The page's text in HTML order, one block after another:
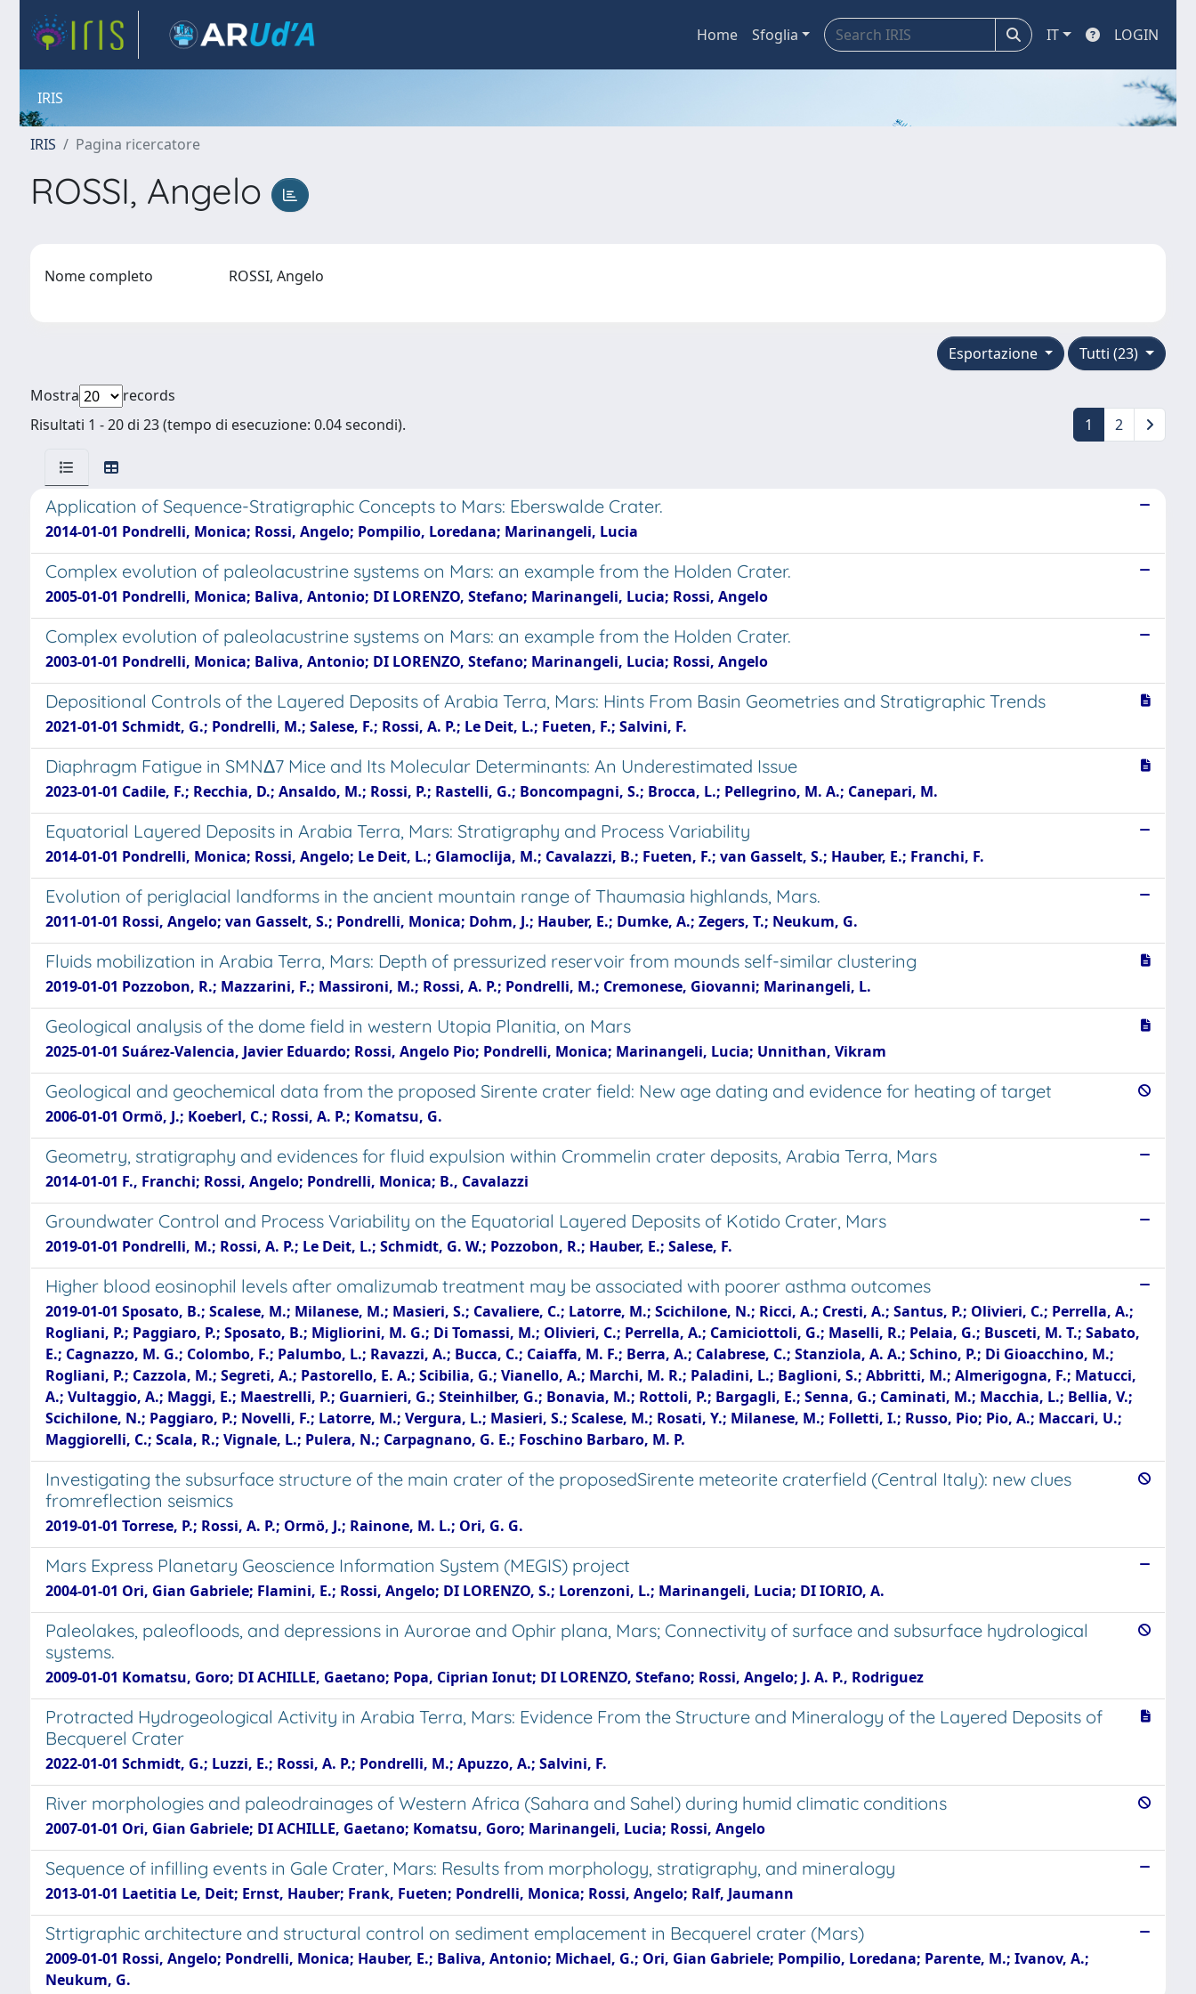
Home Sfoglia IT LOGIN
IRIS
IRIS Pagina ricercatore
ROSSI, Angelo
Nome completo ROSSI, Angelo
Tutti (23)
Esportazione
Mostra
records
Risultati 1 - 20 di 23 (tempo di esecuzione: 0.04 secondi).
1 2
Application of Sequence-Stratigraphic Concepts to Mars: Eberswalde Crater.
2014-01-01 Pondrelli, Monica; Rossi, Angelo; Pompilio, Loredana; Marinangeli, Lucia
Complex evolution of paleolacustrine systems on Mars: an example from the Holden Crater.
2005-01-01 Pondrelli, Monica; Baliva, Antonio; DI LORENZO, Stefano; Marinangeli, Lucia; Rossi, Angelo
Complex evolution of paleolacustrine systems on Mars: an example from the Holden Crater.
2003-01-01 Pondrelli, Monica; Baliva, Antonio; DI LORENZO, Stefano; Marinangeli, Lucia; Rossi, Angelo
Depositional Controls of the Layered Deposits of Arabia Terra, Mars: Hints From Basin Geometries and Stratigraphic Trends
2021-01-01 Schmidt, G.; Pondrelli, M.; Salese, F.; Rossi, A. P.; Le Deit, L.; Fueten, F.; Salvini, F.
Diaphragm Fatigue in SMNΔ7 Mice and Its Molecular Determinants: An Underestimated Issue
2023-01-01 Cadile, F.; Recchia, D.; Ansaldo, M.; Rossi, P.; Rastelli, G.; Boncompagni, S.; Brocca, L.; Pellegrino, M. A.; Canepari, M.
Equatorial Layered Deposits in Arabia Terra, Mars: Stratigraphy and Process Variability
2014-01-01 Pondrelli, Monica; Rossi, Angelo; Le Deit, L.; Glamoclija, M.; Cavalazzi, B.; Fueten, F.; van Gasselt, S.; Hauber, E.; Franchi, F.
Evolution of periglacial landforms in the ancient mountain range of Thaumasia highlands, Mars.
2011-01-01 Rossi, Angelo; van Gasselt, S.; Pondrelli, Monica; Dohm, J.; Hauber, E.; Dumke, A.; Zegers, T.; Neukum, G.
Fluids mobilization in Arabia Terra, Mars: Depth of pressurized reservoir from mounds self-similar clustering
2019-01-01 Pozzobon, R.; Mazzarini, F.; Massironi, M.; Rossi, A. P.; Pondrelli, M.; Cremonese, Giovanni; Marinangeli, L.
Geological analysis of the dome field in western Utopia Planitia, on Mars
2025-01-01 Suárez-Valencia, Javier Eduardo; Rossi, Angelo Pio; Pondrelli, Monica; Marinangeli, Lucia; Unnithan, Vikram
Geological and geochemical data from the proposed Sirente crater field: New age dating and evidence for heating of target
2006-01-01 Ormö, J.; Koeberl, C.; Rossi, A. P.; Komatsu, G.
Geometry, stratigraphy and evidences for fluid expulsion within Crommelin crater deposits, Arabia Terra, Mars
2014-01-01 F., Franchi; Rossi, Angelo; Pondrelli, Monica; B., Cavalazzi
Groundwater Control and Process Variability on the Equatorial Layered Deposits of Kotido Crater, Mars
2019-01-01 Pondrelli, M.; Rossi, A. P.; Le Deit, L.; Schmidt, G. W.; Pozzobon, R.; Hauber, E.; Salese, F.
Higher blood eosinophil levels after omalizumab treatment may be associated with poorer asthma outcomes
2019-01-01 Sposato, B.; Scalese, M.; Milanese, M.; Masieri, S.; Cavaliere, C.; Latorre, M.; Scichilone, N.; Ricci, A.; Cresti, A.; Santus, P.; Olivieri, C.; Perrella, A.;
Rogliani, P.; Paggiaro, P.; Sposato, B.; Migliorini, M. G.; Di Tomassi, M.; Olivieri, C.; Perrella, A.; Camiciottoli, G.; Maselli, R.; Pelaia, G.; Busceti, M. T.; Sabato,
E.; Cagnazzo, M. G.; Colombo, F.; Palumbo, L.; Ravazzi, A.; Bucca, C.; Caiaffa, M. F.; Berra, A.; Calabrese, C.; Stanziola, A. A.; Schino, P.; Di Gioacchino, M.;
Rogliani, P.; Cazzola, M.; Segreti, A.; Pastorello, E. A.; Scibilia, G.; Vianello, A.; Marchi, M. R.; Paladini, L.; Baglioni, S.; Abbritti, M.; Almerigogna, F.; Matucci,
A.; Vultaggio, A.; Maggi, E.; Maestrelli, P.; Guarnieri, G.; Steinhilber, G.; Bonavia, M.; Rottoli, P.; Bargagli, E.; Senna, G.; Caminati, M.; Macchia, L.; Bellia, V.;
Scichilone, N.; Paggiaro, P.; Novelli, F.; Latorre, M.; Vergura, L.; Masieri, S.; Scalese, M.; Rosati, Y.; Milanese, M.; Folletti, I.; Russo, Pio; Pio, A.; Maccari, U.;
Maggiorelli, C.; Scala, R.; Vignale, L.; Pulera, N.; Carpagnano, G. E.; Foschino Barbaro, M. P.
Investigating the subsurface structure of the main crater of the proposedSirente meteorite craterfield (Central Italy): new clues
fromreflection seismics
2019-01-01 Torrese, P.; Rossi, A. P.; Ormö, J.; Rainone, M. L.; Ori, G. G.
Mars Express Planetary Geoscience Information System (MEGIS) project
2004-01-01 Ori, Gian Gabriele; Flamini, E.; Rossi, Angelo; DI LORENZO, S.; Lorenzoni, L.; Marinangeli, Lucia; DI IORIO, A.
Paleolakes, paleofloods, and depressions in Aurorae and Ophir plana, Mars; Connectivity of surface and subsurface hydrological
systems.
2009-01-01 Komatsu, Goro; DI ACHILLE, Gaetano; Popa, Ciprian Ionut; DI LORENZO, Stefano; Rossi, Angelo; J. A. P., Rodriguez
Protracted Hydrogeological Activity in Arabia Terra, Mars: Evidence From the Structure and Mineralogy of the Layered Deposits of
Becquerel Crater
2022-01-01 Schmidt, G.; Luzzi, E.; Rossi, A. P.; Pondrelli, M.; Apuzzo, A.; Salvini, F.
River morphologies and paleodrainages of Western Africa (Sahara and Sahel) during humid climatic conditions
2007-01-01 Ori, Gian Gabriele; DI ACHILLE, Gaetano; Komatsu, Goro; Marinangeli, Lucia; Rossi, Angelo
Sequence of infilling events in Gale Crater, Mars: Results from morphology, stratigraphy, and mineralogy
2013-01-01 Laetitia Le, Deit; Ernst, Hauber; Frank, Fueten; Pondrelli, Monica; Rossi, Angelo; Ralf, Jaumann
Strtigraphic architecture and structural control on sediment emplacement in Becquerel crater (Mars)
2009-01-01 Rossi, Angelo; Pondrelli, Monica; Hauber, E.; Baliva, Antonio; Michael, G.; Ori, Gian Gabriele; Pompilio, Loredana; Parente, M.; Ivanov, A.;
Neukum, G.